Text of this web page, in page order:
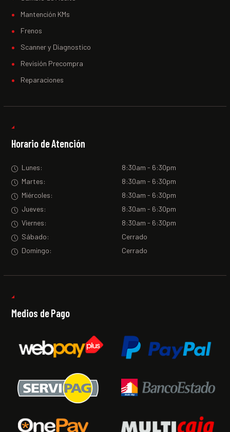
Mantención KMs
Frenos
Scanner y Diagnostico
Revisión Precompra
Reparaciones
Horario de Atención
Lunes:
8:30am - 6:30pm
Martes:
8:30am - 6:30pm
Miércoles:
8:30am - 6:30pm
Jueves:
8:30am - 6:30pm
Viernes:
8:30am - 6:30pm
Sábado:
Cerrado
Domingo:
Cerrado
Medios de Pago